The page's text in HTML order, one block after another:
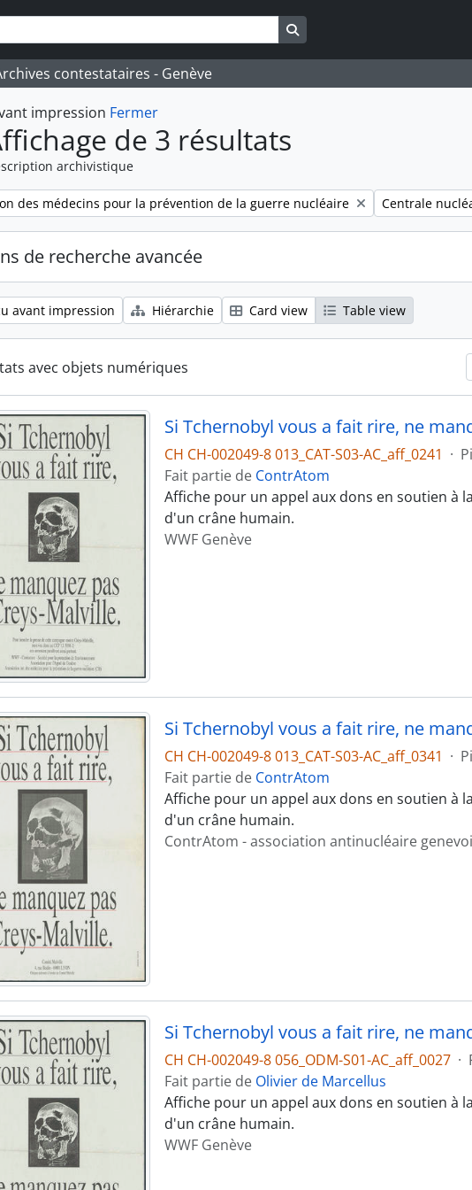
contestataires - Genève
impression Fermer
de 3 résultats
archivistique
des médecins pour la prévention de la guerre nucléaire Remove filter:
Centrale
de recherche avancée
avant impression Hiérarchie Card view Table view
avec objets numériques
Si Tchernobyl vous a fait rire, ne
CH CH-002049-8 013_CAT-S03-AC_aff_0241 ·
Fait partie de ContrAtom
Affiche pour un appel aux dons en soutien à
d'un crâne humain.
WWF Genève
Si Tchernobyl vous a fait rire, ne
CH CH-002049-8 013_CAT-S03-AC_aff_0341 ·
Fait partie de ContrAtom
Affiche pour un appel aux dons en soutien à
d'un crâne humain.
ContrAtom - association antinucléaire
Si Tchernobyl vous a fait rire, ne
CH CH-002049-8 056_ODM-S01-AC_aff_0027 ·
Fait partie de Olivier de Marcellus
Affiche pour un appel aux dons en soutien à
d'un crâne humain.
WWF Genève